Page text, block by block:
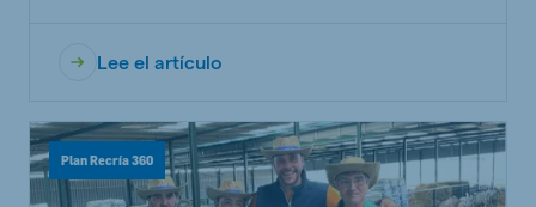
Lee el artículo
Plan Recría 360